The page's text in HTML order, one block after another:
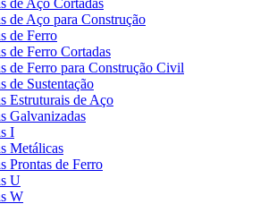
de Aço Cortadas
de Aço para Construção
de Ferro
de Ferro Cortadas
de Ferro para Construção Civil
de Sustentação
Estruturais de Aço
Galvanizadas
I
Metálicas
Prontas de Ferro
U
W